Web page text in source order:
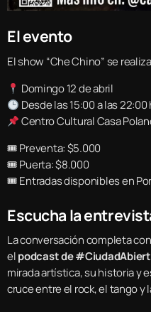
El evento
El show “Che Chino” se
Domingo 12 de abril
Desde las 15:00 a las 22:00
Centro Cultural Casa
🎟 Preventa: $5.000
🎟 Puerta: $8.000
🎟 Entradas disponibles en
Escucha la
La conversación completa
elpodcast de
mirada artística, su historia y
cruce entre el rock, el tango y